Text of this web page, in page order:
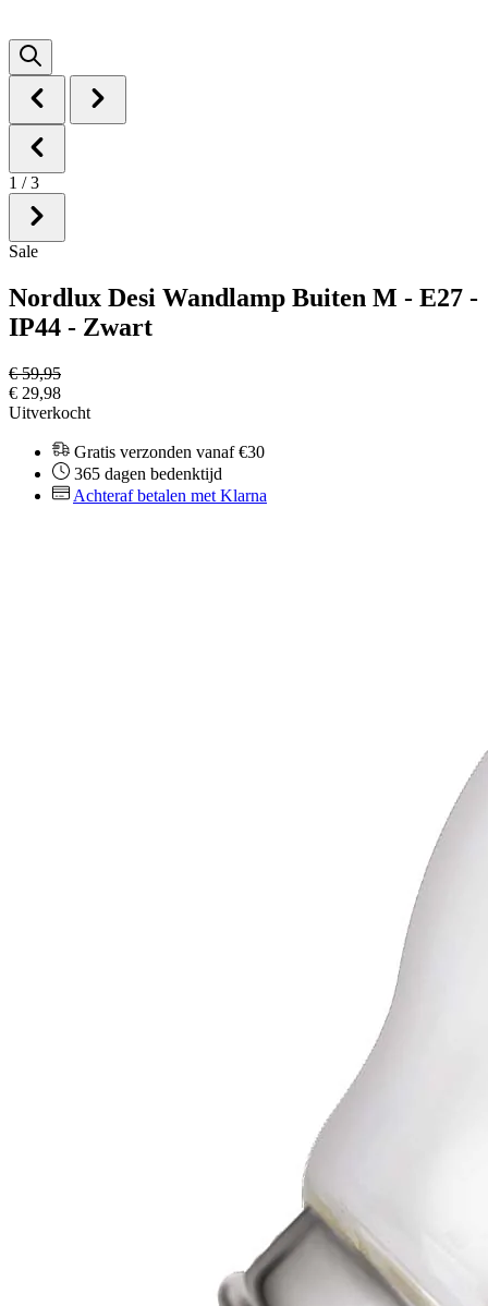
1 / 3
Sale
Nordlux Desi Wandlamp Buiten M - E27 -
IP44 - Zwart
€ 59,95
€ 29,98
Uitverkocht
Gratis verzonden vanaf €30
365 dagen bedenktijd
Achteraf betalen met Klarna